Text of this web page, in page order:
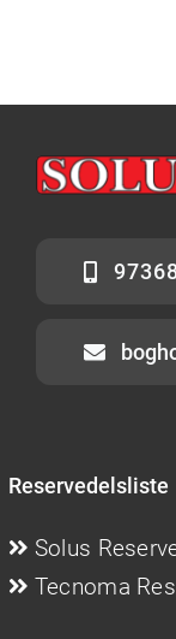
Reservedelsliste
Solus
Tecnoma